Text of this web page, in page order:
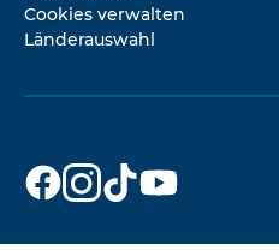
Cookies verwalten
Länderauswahl
Dr. Beckmann
auf
Dr. Beckmann
auf
Dr. Beckmann
auf